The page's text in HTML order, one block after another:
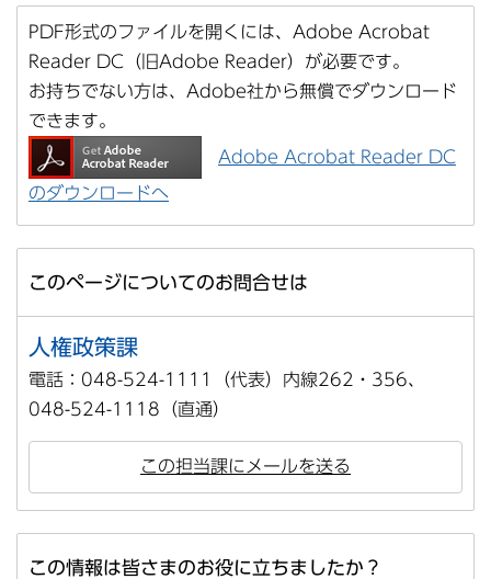
PDF形式のファイルを開くには、Adobe Acrobat
Reader DC（旧Adobe Reader）が必要です。
お持ちでない方は、Adobe社から無償でダウンロード
できます。
Adobe Acrobat Reader DC
のダウンロードへ
このページについてのお問合せは
人権政策課
電話：048-524-1111（代表）内線262・356、
048-524-1118（直通）
この担当課にメールを送る
この情報は皆さまのお役に立ちましたか？